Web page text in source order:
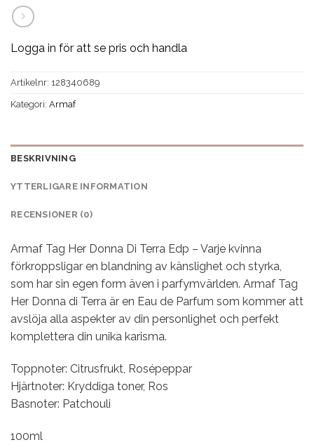
Logga in för att se pris och handla
Artikelnr: 128340689
Kategori: Armaf
BESKRIVNING
YTTERLIGARE INFORMATION
RECENSIONER (0)
Armaf Tag Her Donna Di Terra Edp – Varje kvinna
förkroppsligar en blandning av känslighet och styrka,
som har sin egen form även i parfymvärlden. Armaf Tag
Her Donna di Terra är en Eau de Parfum som kommer att
avslöja alla aspekter av din personlighet och perfekt
komplettera din unika karisma.
Toppnoter: Citrusfrukt, Rosépeppar
Hjärtnoter: Kryddiga toner, Ros
Basnoter: Patchouli
100ml